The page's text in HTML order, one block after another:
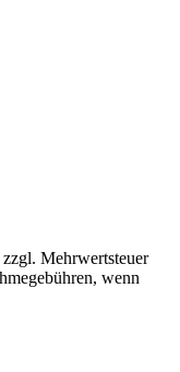
Mehrwertsteuer
wenn